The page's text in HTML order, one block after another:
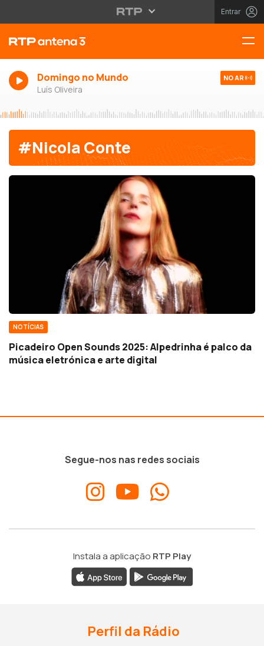
Entrar
Domingo no Mundo
Luís Oliveira
NO AR
#Nicola Conte
NOTÍCIAS
Picadeiro Open Sounds 2025: Alpedrinha é palco da
música eletrónica e arte digital
Segue-nos nas redes sociais
Instala a aplicação RTP Play
Perfil da Rádio